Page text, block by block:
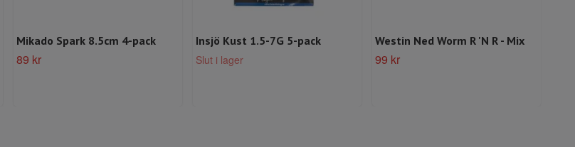
Mikado Spark 8.5cm 4-pack
89 kr
Insjö Kust 1.5-7G 5-pack
Slut i lager
Westin Ned Worm R 'N R - Mix
99 kr